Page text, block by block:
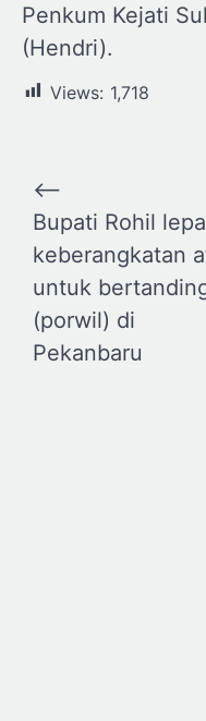
Penkum Kejati
(Hendri).
Views: 1,718
Navigasi
pos
⟵
Bupati Rohil
keberangkatan
untuk
(porwil) di
Pekanbaru